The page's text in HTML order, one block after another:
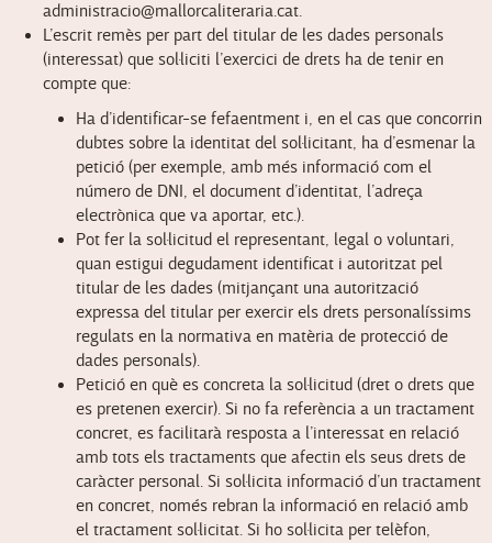
administracio@mallorcaliteraria.cat.
L’escrit remès per part del titular de les dades personals
(interessat) que sol·liciti l’exercici de drets ha de tenir en
compte que:
Ha d’identificar-se fefaentment i, en el cas que concorrin
dubtes sobre la identitat del sol·licitant, ha d’esmenar la
petició (per exemple, amb més informació com el
número de DNI, el document d’identitat, l’adreça
electrònica que va aportar, etc.).
Pot fer la sol·licitud el representant, legal o voluntari,
quan estigui degudament identificat i autoritzat pel
titular de les dades (mitjançant una autorització
expressa del titular per exercir els drets personalíssims
regulats en la normativa en matèria de protecció de
dades personals).
Petició en què es concreta la sol·licitud (dret o drets que
es pretenen exercir). Si no fa referència a un tractament
concret, es facilitarà resposta a l’interessat en relació
amb tots els tractaments que afectin els seus drets de
caràcter personal. Si sol·licita informació d’un tractament
en concret, només rebran la informació en relació amb
el tractament sol·licitat. Si ho sol·licita per telèfon,